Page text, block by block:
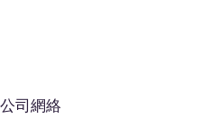
公司網絡